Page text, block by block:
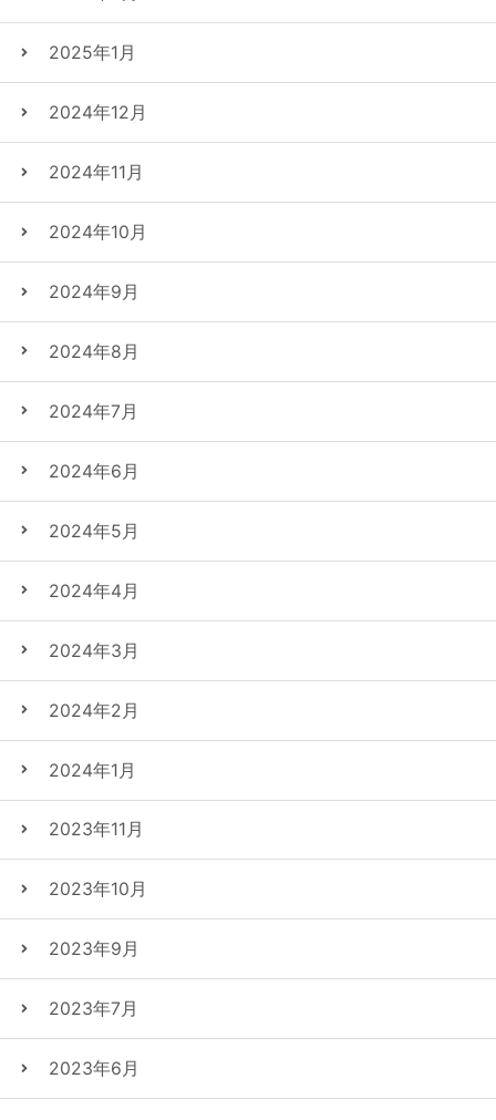
2025年1月
2024年12月
2024年11月
2024年10月
2024年9月
2024年8月
2024年7月
2024年6月
2024年5月
2024年4月
2024年3月
2024年2月
2024年1月
2023年11月
2023年10月
2023年9月
2023年7月
2023年6月